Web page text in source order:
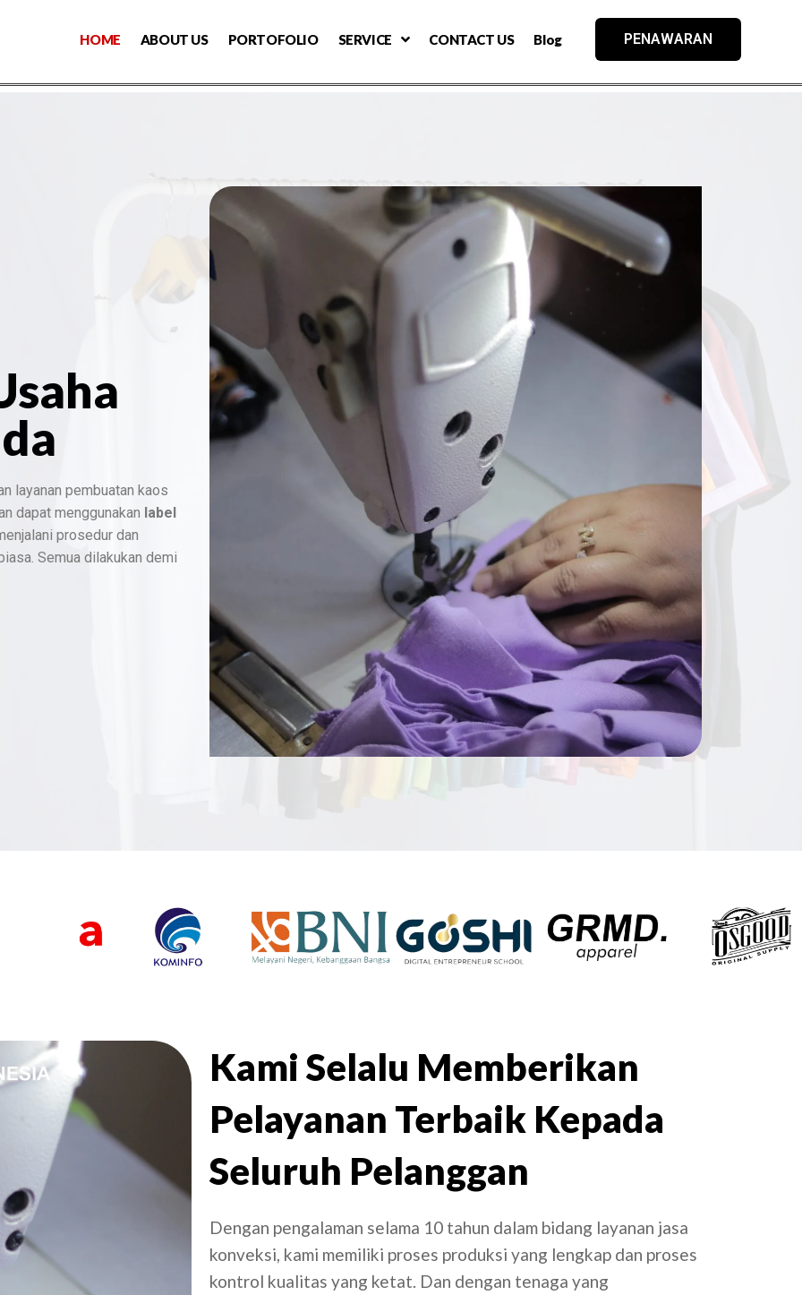
HOME ABOUT US PORTOFOLIO SERVICE CONTACT US Blog PENAWARAN
layanan pembuatan kaos
dapat menggunakan label
prosedur dan
Semua dilakukan demi
Kami Selalu Memberikan
Pelayanan Terbaik Kepada
Seluruh Pelanggan
Dengan pengalaman selama 10 tahun dalam bidang layanan jasa
konveksi, kami memiliki proses produksi yang lengkap dan proses
kontrol kualitas yang ketat. Dan dengan tenaga yang